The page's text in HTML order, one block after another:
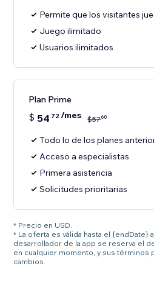
Permite que los visitantes
Juego ilimitado
Usuarios ilimitados
Plan Prime
$ 54 72/mes $5760
Todo lo de los planes
Acceso a especialistas
Primera asistencia
Solicitudes prioritarias
* Precio en USD.
* La oferta es válida hasta el {endDate} a
desarrollador de la app se reserva el
en cualquier momento, y sus términos
cambios.